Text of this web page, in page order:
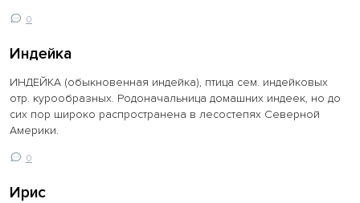
0
Индейка
ИНДЕЙКА (обыкновенная индейка), птица сем. индейковых
отр. курообразных. Родоначальница домашних индеек, но до
сих пор широко распространена в лесостепях Северной
Америки.
0
Ирис